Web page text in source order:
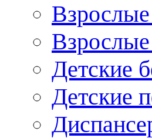
Детские
Детские